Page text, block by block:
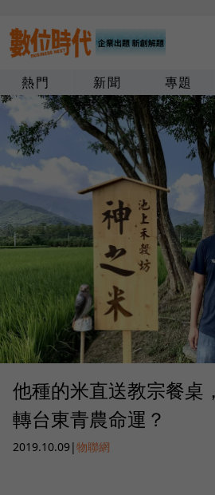
熱門 新聞 專題
他種的米直送教宗餐桌
轉台東青農命運？
2019.10.09|物聯網